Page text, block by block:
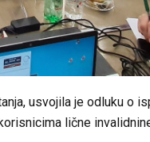
usvojila je odluku o
lične